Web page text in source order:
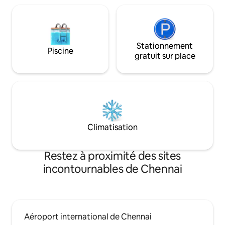
NOTRE MAISON.)
Piscine
Stationnement
gratuit sur place
Climatisation
Restez à proximité des sites
incontournables de Chennai
Aéroport international de Chennai